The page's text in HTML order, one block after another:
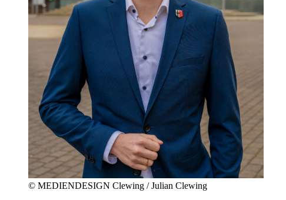
© MEDIENDESIGN Clewing / Julian Clewing